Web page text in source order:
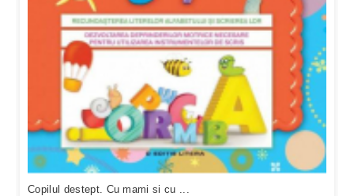
Copilul destept. Cu mami si cu ...